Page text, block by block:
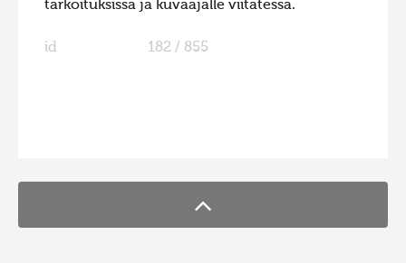
tarkoituksissa ja kuvaajalle viitatessa.
id 182 / 855